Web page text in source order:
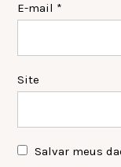
E-mail *
Site
Salvar meus